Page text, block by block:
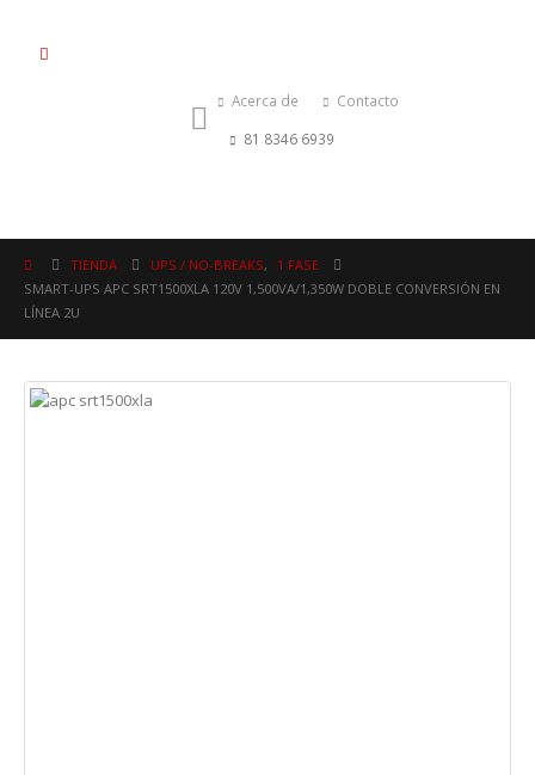
Acerca de
Contacto
81 8346 6939
TIENDA UPS / NO-BREAKS,
1 FASE
SMART-UPS APC SRT1500XLA 120V 1,500VA/1,350W DOBLE CONVERSIÓN EN
LÍNEA 2U